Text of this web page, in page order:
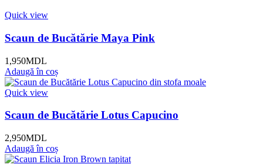
Quick view
Scaun de Bucătărie Maya Pink
1,950MDL
Adaugă în coș
Quick view
Scaun de Bucătărie Lotus Capucino
2,950MDL
Adaugă în coș